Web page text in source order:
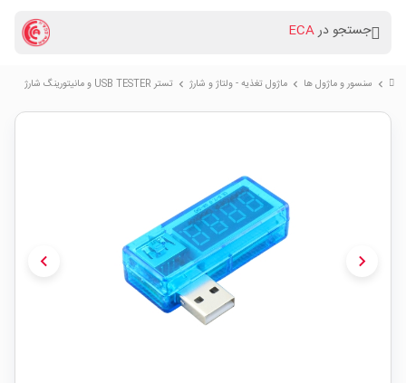
جستجو درECA
chevron_right سنسور و ماژول ها chevron_right ماژول تغذیه - ولتاژ و شارژ chevron_right تستر USB TESTER و مانیتورینگ شارژ
chevron_left chevron_right